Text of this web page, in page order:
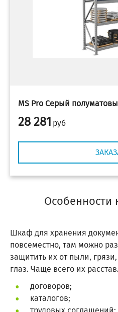
MS Pro Серый
28 281 руб
Особенности
Шкаф для хранения
повсеместно, там можно
защитить их от пыли,
глаз. Чаще всего их
договоров;
каталогов;
трудовых соглашений;